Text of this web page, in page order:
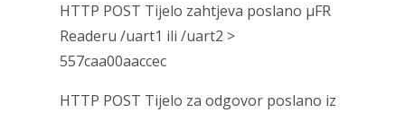
HTTP POST Tijelo zahtjeva poslano μFR
Readeru /uart1 ili /uart2 >
557caa00aaccec
HTTP POST Tijelo za odgovor poslano iz